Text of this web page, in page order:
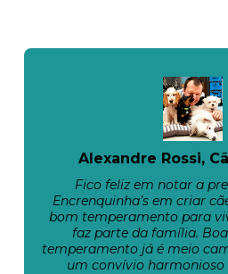
Alexandre Rossi,
Fico feliz em notar a
Encrenquinha’s em criar
bom temperamento para
faz parte da família.
temperamento já é meio
um convívio harmonioso